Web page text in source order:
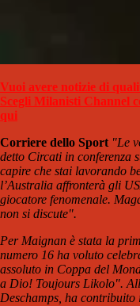
Vuoi avere notizie di
Scegli Milanisti Channel
qui
Corriere dello Sport "Le
detto Circati in conferenza
capire che stai lavorando
l’Australia affronterà gli
giocatore fenomenale.
non si discute".
Per Maignan è stata la
numero 16 ha voluto
assoluto in Coppa del
a Dio! Toujours Likolo".
Deschamps, ha